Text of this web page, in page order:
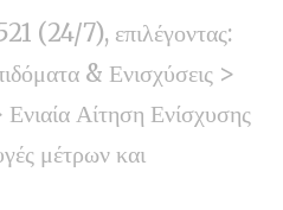
(24/7), επιλέγοντας:
& Ενισχύσεις >
Ενιαία Αίτηση Ενίσχυσης
μέτρων και